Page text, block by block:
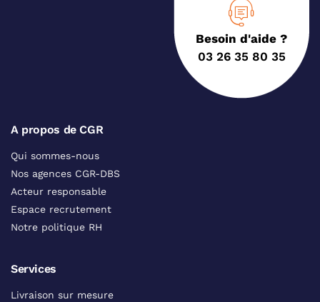
Besoin d'aide ?
03 26 35 80 35
A propos de CGR
Qui sommes-nous
Nos agences CGR-DBS
Acteur responsable
Espace recrutement
Notre politique RH
Services
Livraison sur mesure